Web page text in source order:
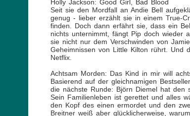
Holly Jackson: Good Girl, Bad Blood
Seit sie den Mordfall an Andie Bell
genug - lieber erzählt sie in einem True-
finden. Doch dann erfährt sie, dass ein
nichts unternimmt, fängt Pip doch wieder
sie nicht nur dem Verschwinden von
Geheimnissen von Little Kilton rührt.
Netflix.
Achtsam Morden: Das Kind in mir will
Basierend auf der gleichnamigen
die nächste Runde: Björn Diemel hat den
Sein Familienleben ist gerettet und alles
den Kopf des einen ermordet und den
Breitner weiß aber glücklicherweise,